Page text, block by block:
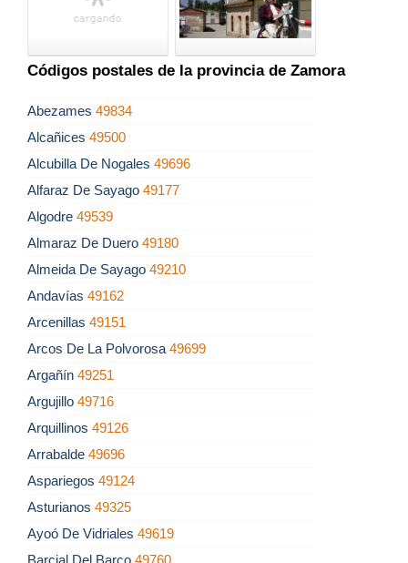
Códigos postales de la provincia de Zamora
Abezames 49834
Alcañices 49500
Alcubilla De Nogales 49696
Alfaraz De Sayago 49177
Algodre 49539
Almaraz De Duero 49180
Almeida De Sayago 49210
Andavías 49162
Arcenillas 49151
Arcos De La Polvorosa 49699
Argañín 49251
Argujillo 49716
Arquillinos 49126
Arrabalde 49696
Aspariegos 49124
Asturianos 49325
Ayoó De Vidriales 49619